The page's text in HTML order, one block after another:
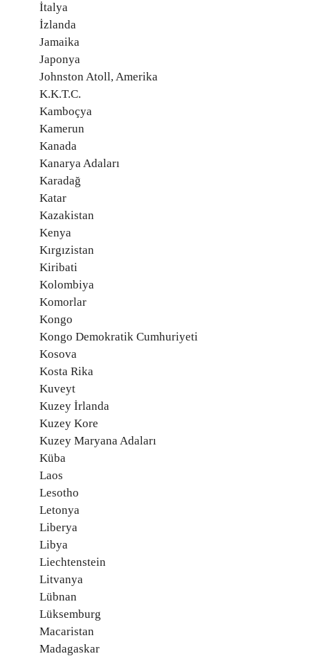
İtalya
İzlanda
Jamaika
Japonya
Johnston Atoll, Amerika
K.K.T.C.
Kamboçya
Kamerun
Kanada
Kanarya Adaları
Karadağ
Katar
Kazakistan
Kenya
Kırgızistan
Kiribati
Kolombiya
Komorlar
Kongo
Kongo Demokratik Cumhuriyeti
Kosova
Kosta Rika
Kuveyt
Kuzey İrlanda
Kuzey Kore
Kuzey Maryana Adaları
Küba
Laos
Lesotho
Letonya
Liberya
Libya
Liechtenstein
Litvanya
Lübnan
Lüksemburg
Macaristan
Madagaskar